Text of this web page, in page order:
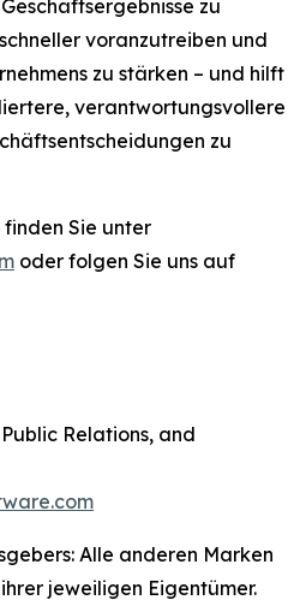
zu
voranzutreiben und
zu stärken – und hilft
verantwortungsvollere
zu
Sie unter
oder folgen Sie uns auf
Relations, and
Alle anderen Marken
jeweiligen Eigentümer.